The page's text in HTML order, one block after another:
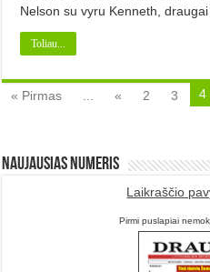
Nelson su vyru Kenneth,
Toliau...
« Pirmas « 2 3 4
Naujausias numeris
Laikraščio
Pirmi puslapiai